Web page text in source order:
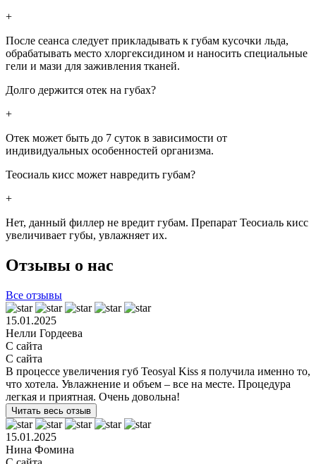
+
После сеанса следует прикладывать к губам кусочки льда,
обрабатывать место хлоргексидином и наносить специальные
гели и мази для заживления тканей.
Долго держится отек на губах?
+
Отек может быть до 7 суток в зависимости от
индивидуальных особенностей организма.
Теосиаль кисс может навредить губам?
+
Нет, данный филлер не вредит губам. Препарат Теосиаль кисс
увеличивает губы, увлажняет их.
Отзывы о нас
Все отзывы
15.01.2025
Нелли Гордеева
С сайта
С сайта
В процессе увеличения губ Teosyal Kiss я получила именно то,
что хотела. Увлажнение и объем – все на месте. Процедура
легкая и приятная. Очень довольна!
Читать весь отзыв
15.01.2025
Нина Фомина